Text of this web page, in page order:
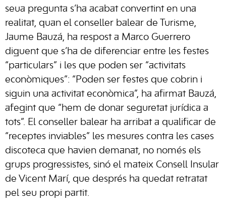
seua pregunta s’ha acabat convertint en una
realitat, quan el conseller balear de Turisme,
Jaume Bauzá, ha respost a Marco Guerrero
diguent que s’ha de diferenciar entre les festes
“particulars” i les que poden ser “activitats
econòmiques”: “Poden ser festes que cobrin i
siguin una activitat econòmica”, ha afirmat Bauzá,
afegint que “hem de donar seguretat jurídica a
tots”. El conseller balear ha arribat a qualificar de
“receptes inviables” les mesures contra les cases
discoteca que havien demanat, no només els
grups progressistes, sinó el mateix Consell Insular
de Vicent Marí, que després ha quedat retratat
pel seu propi partit.